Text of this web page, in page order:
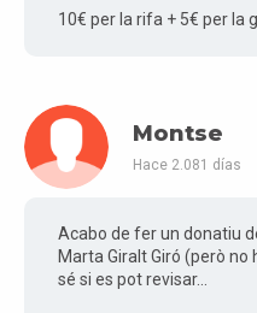
10€ per la rifa + 5€ per la
Montse
Hace 2.081 días
Acabo de fer un donatiu
Marta Giralt Giró (però no
sé si es pot revisar...